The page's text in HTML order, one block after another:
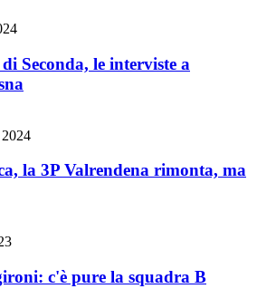
Seconda, le interviste a
la 3P Valrendena rimonta, ma
c'è pure la squadra B